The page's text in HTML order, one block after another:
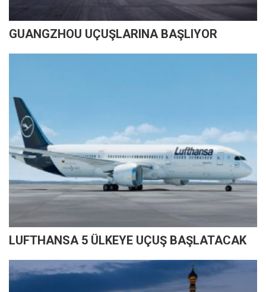
GUANGZHOU UÇUŞLARINA BAŞLIYOR
LUFTHANSA 5 ÜLKEYE UÇUŞ BAŞLATACAK